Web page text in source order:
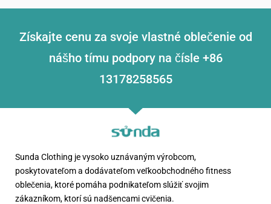
Získajte cenu za svoje vlastné oblečenie od
nášho tímu podpory na čísle +86
13178258565
Sunda Clothing je vysoko uznávaným výrobcom,
poskytovateľom a dodávateľom veľkoobchodného fitness
oblečenia, ktoré pomáha podnikateľom slúžiť svojim
zákazníkom, ktorí sú nadšencami cvičenia.